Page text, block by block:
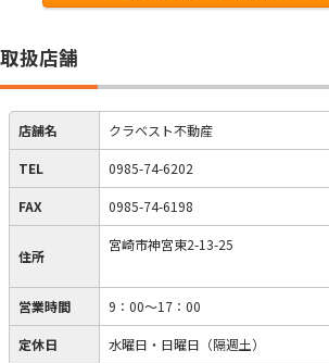
取扱店舗
店舗名 クラベスト不動産
TEL 0985-74-6202
FAX 0985-74-6198
住所
宮崎市神宮東2-13-25
営業時間 9：00～17：00
定休日 水曜日・日曜日（隔週土）